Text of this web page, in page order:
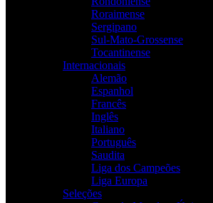
Roraimense
Sergipano
Sul-Mato-Grossense
Tocantinense
Internacionais
Alemão
Espanhol
Francês
Inglês
Italiano
Português
Saudita
Liga dos Campeões
Liga Europa
Seleções